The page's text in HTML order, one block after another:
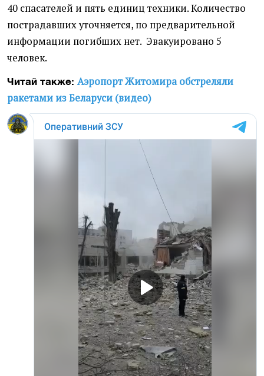
40 спасателей и пять единиц техники. Количество
пострадавших уточняется, по предварительной
информации погибших нет. Эвакуировано 5
человек.
Читай также: Аэропорт Житомира обстреляли
ракетами из Беларуси (видео)